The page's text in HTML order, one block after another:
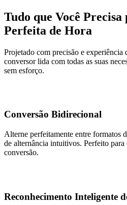
Tudo que Você
Perfeita de Hora
Projetado com precisão e experiência
conversor lida com todas as suas
sem esforço.
Conversão Bidirecional
Alterne perfeitamente entre formatos
de alternância intuitivos. Perfeito para
conversão.
Reconhecimento Inteligente